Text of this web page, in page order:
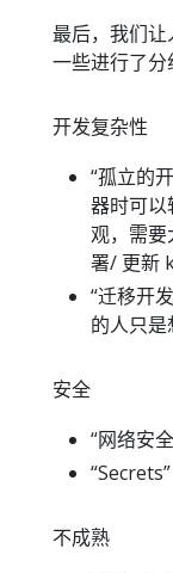
最后，我们
一些进行了分
开发复杂性
“孤立的
器时可以
观，需要
署/ 更新
“迁移开
的人只是
安全
“网络安
“Secrets”
不成熟